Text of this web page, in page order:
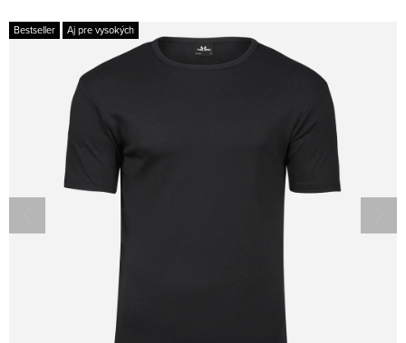
Bestseller Aj pre vysokých